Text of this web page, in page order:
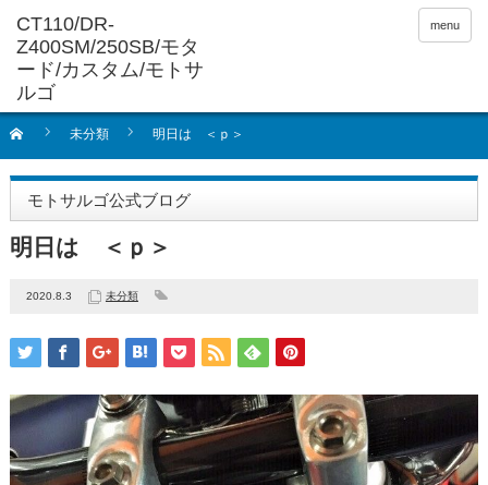
menu
未分類 明日は ＜ｐ＞
モトサルゴ公式ブログ
明日は ＜ｐ＞
2020.8.3 未分類